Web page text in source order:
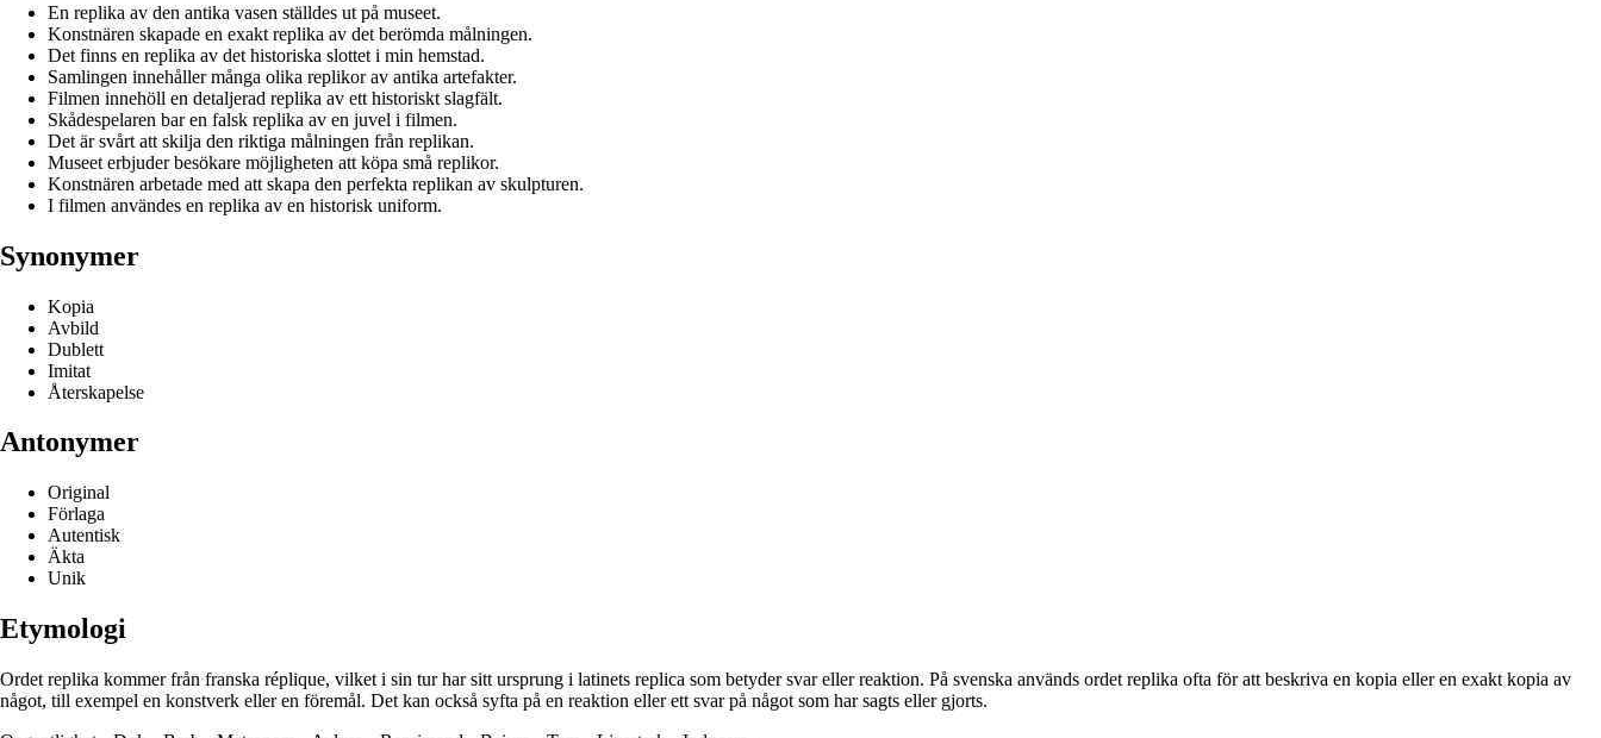
En replika av den antika vasen ställdes ut på museet.
Konstnären skapade en exakt replika av det berömda målningen.
Det finns en replika av det historiska slottet i min hemstad.
Samlingen innehåller många olika replikor av antika artefakter.
Filmen innehöll en detaljerad replika av ett historiskt slagfält.
Skådespelaren bar en falsk replika av en juvel i filmen.
Det är svårt att skilja den riktiga målningen från replikan.
Museet erbjuder besökare möjligheten att köpa små replikor.
Konstnären arbetade med att skapa den perfekta replikan av skulpturen.
I filmen användes en replika av en historisk uniform.
Synonymer
Kopia
Avbild
Dublett
Imitat
Återskapelse
Antonymer
Original
Förlaga
Autentisk
Äkta
Unik
Etymologi
Ordet replika kommer från franska réplique, vilket i sin tur har sitt ursprung i latinets replica som betyder svar eller reaktion. På svenska används ordet replika ofta för att beskriva en kopia eller en exakt kopia av
något, till exempel en konstverk eller en föremål. Det kan också syfta på en reaktion eller ett svar på något som har sagts eller gjorts.